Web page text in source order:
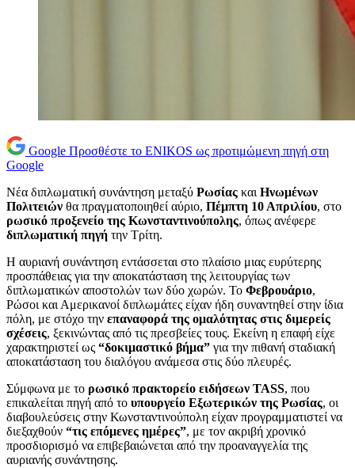
Google Προσθέστε το ENIKOS ως προτιμώμενη πηγή στη
Google
Νέα διπλωματική συνάντηση μεταξύ Ρωσίας και Ηνωμένων
Πολιτειών θα πραγματοποιηθεί αύριο, Πέμπτη 10 Απριλίου, στο
ρωσικό προξενείο της Κωνσταντινούπολης, όπως ανέφερε
διπλωματική πηγή την Τρίτη.
Η αυριανή συνάντηση εντάσσεται στο πλαίσιο μιας ευρύτερης
προσπάθειας για την αποκατάσταση της λειτουργίας των
διπλωματικών αποστολών των δύο χωρών. Το Φεβρουάριο,
Ρώσοι και Αμερικανοί διπλωμάτες είχαν ήδη συναντηθεί στην ίδια
πόλη, με στόχο την επαναφορά της ομαλότητας στις διμερείς
σχέσεις, ξεκινώντας από τις πρεσβείες τους. Εκείνη η επαφή είχε
χαρακτηριστεί ως “δοκιμαστικό βήμα” για την πιθανή σταδιακή
αποκατάσταση του διαλόγου ανάμεσα στις δύο πλευρές.
Σύμφωνα με το ρωσικό πρακτορείο ειδήσεων TASS, που
επικαλείται πηγή από το υπουργείο Εξωτερικών της Ρωσίας, οι
διαβουλεύσεις στην Κωνσταντινούπολη είχαν προγραμματιστεί να
διεξαχθούν “τις επόμενες ημέρες”, με τον ακριβή χρονικό
προσδιορισμό να επιβεβαιώνεται από την προαναγγελία της
αυριανής συνάντησης.